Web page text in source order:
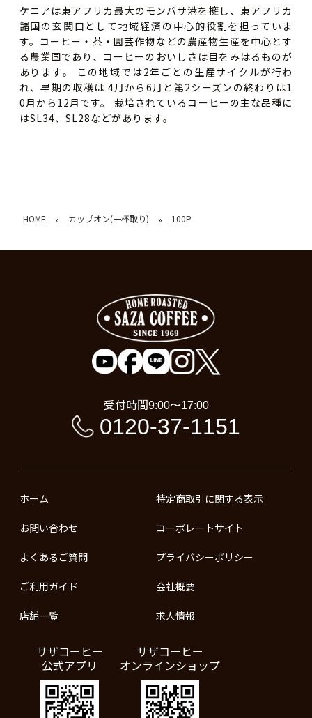
ケニアは東アフリカ最大のモンバサ港を擁し、東アフリカ
諸国の玄関口として地域経済の中心的役割を担っていま
す。コーヒー・茶・園芸作物などの農産物生産を中心とす
る農業国であり、コーヒーのおいしさは目をみはるものが
あります。 この地域では2年ごとの生産サイクルが行わ
れ、早期の収穫は 4月から6月と第2シーズンの終わりは1
0月から12月です。 栽培されているコーヒーの主な品種に
はSL34、SL28などがあります。
HOME » カップオン(一杯取り) » 100P
受付時間9:00〜17:00
0120-37-1151
ホーム
お問い合わせ
よくあるご質問
ご利用ガイド
店舗一覧
特定商取引に関する表示
コーポレートサイト
プライバシーポリシー
会社概要
求人情報
サザコーヒー
公式アプリ
サザコーヒー
オンラインショップ